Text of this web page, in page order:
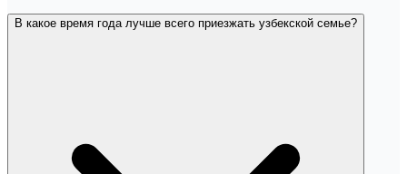
В какое время года лучше всего приезжать узбекской семье?